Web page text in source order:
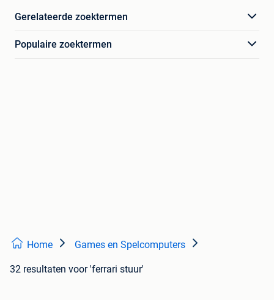
Gerelateerde zoektermen
Populaire zoektermen
Home Games en Spelcomputers
32 resultaten voor 'ferrari stuur'